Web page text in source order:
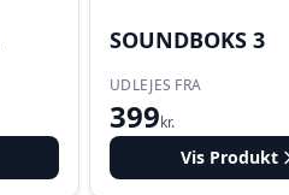
SOUNDBOKS 3
UDLEJES FRA
399kr.
Vis Produkt